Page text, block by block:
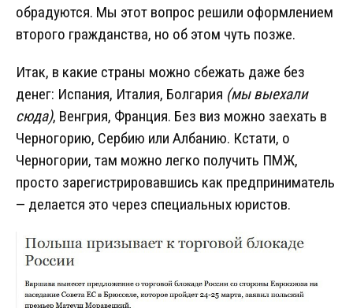
обрадуются. Мы этот вопрос решили оформлением
второго гражданства, но об этом чуть позже.
Итак, в какие страны можно сбежать даже без
денег: Испания, Италия, Болгария (мы выехали
сюда), Венгрия, Франция. Без виз можно заехать в
Черногорию, Сербию или Албанию. Кстати, о
Черногории, там можно легко получить ПМЖ,
просто зарегистрировавшись как предприниматель
— делается это через специальных юристов.